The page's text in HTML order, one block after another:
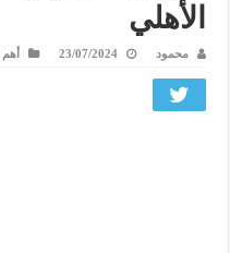
الأهلي
محمود 23/07/2024 أهم